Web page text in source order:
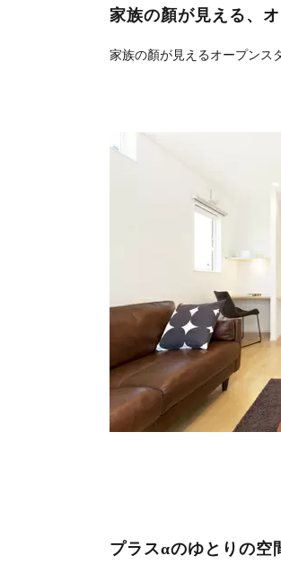
家族の顏が見える、
家族の顏が見えるオープンス
プラスαのゆとりの空